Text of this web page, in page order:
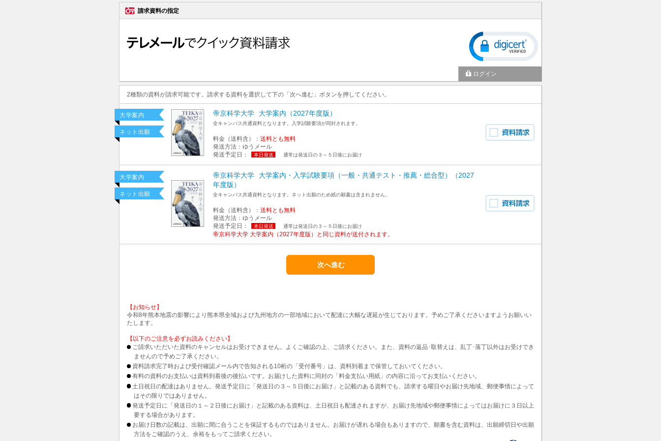
請求資料の指定
ログイン
2種類の資料が請求可能です。請求する資料を選択して下の「次へ進む」ボタンを押してください。
大学案内
ネット出願
帝京科学大学 大学案内（2027年度版）
全キャンパス共通資料となります。入学試験要項が同封されます。
料金（送料含）： 送料とも無料
発送方法： ゆうメール
発送予定日：
本日発送 通常は発送日の３～５日後にお届け
大学案内
ネット出願
帝京科学大学
大学案内・入学試験要項（一般・共通テスト・推薦・総合型）（2027
年度版）
全キャンパス共通資料となります。ネット出願のため紙の願書は含まれません。
料金（送料含）： 送料とも無料
発送方法： ゆうメール
発送予定日：
本日発送 通常は発送日の３～５日後にお届け
帝京科学大学 大学案内（2027年度版）と同じ資料が送付されます。
【お知らせ】
令和8年熊本地震の影響により熊本県全域および九州地方の一部地域において配達に大幅な遅延が生じております。予めご了承くださいますようお願いい
たします。
【以下のご注意を必ずお読みください】
ご請求いただいた資料のキャンセルはお受けできません。よくご確認の上、ご請求ください。また、資料の返品･取替えは、乱丁･落丁以外はお受けでき
ませんので予めご了承ください。
資料請求完了時および受付確認メール内で告知される10桁の「受付番号」は、資料到着まで保管しておいてください。
有料の資料のお支払いは資料到着後の後払いです。お届けした資料に同封の「料金支払い用紙」の内容に沿ってお支払いください。
土日祝日の配達はありません。発送予定日に「発送日の３～５日後にお届け」と記載のある資料でも、請求する曜日やお届け先地域、郵便事情によって
はその限りではありません。
発送予定日に「発送日の１～２日後にお届け」と記載のある資料は、土日祝日も配達されますが、お届け先地域や郵便事情によってはお届けに３日以上
要する場合があります。
お届け日数の記載は、出願に間に合うことを保証するものではありません。お届けが遅れる場合もありますので、願書を含む資料は、出願締切日や出願
方法をご確認のうえ、余裕をもってご請求ください。